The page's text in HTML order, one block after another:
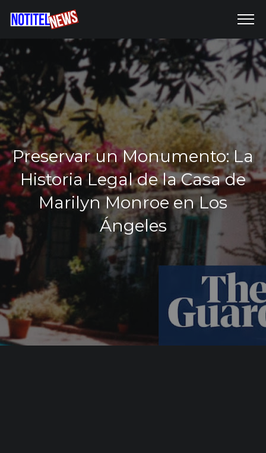
Preservar un Monumento: La
Historia Legal de la Casa de
Marilyn Monroe en Los
Ángeles